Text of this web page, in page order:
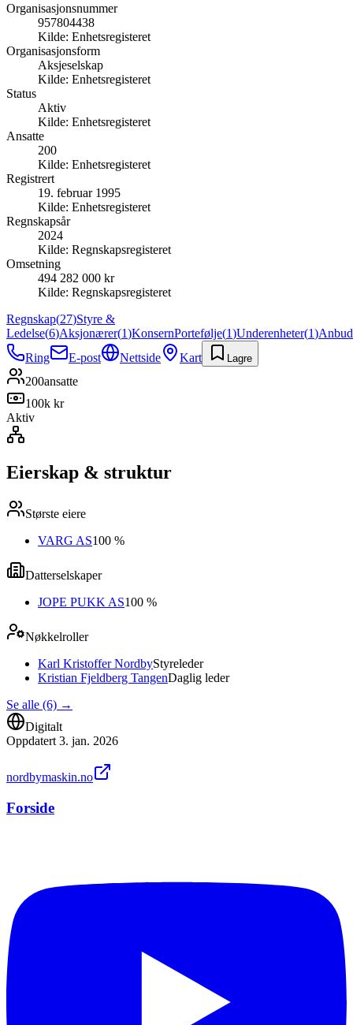
Organisasjonsnummer
957804438
Kilde: Enhetsregisteret
Organisasjonsform
Aksjeselskap
Kilde: Enhetsregisteret
Status
Aktiv
Kilde: Enhetsregisteret
Ansatte
200
Kilde: Enhetsregisteret
Registrert
19. februar 1995
Kilde: Enhetsregisteret
Regnskapsår
2024
Kilde: Regnskapsregisteret
Omsetning
494 282 000 kr
Kilde: Regnskapsregisteret
Regnskap(27)Styre &
Ledelse(6)Aksjonærer(1)KonsernPortefølje(1)Underenheter(1)Anbud
Ring
E-post Nettside Kart Lagre
200ansatte
100k kr
Aktiv
Eierskap & struktur
Største eiere
VARG AS100 %
Datterselskaper
JOPE PUKK AS100 %
Nøkkelroller
Karl Kristoffer NordbyStyreleder
Kristian Fjeldberg TangenDaglig leder
Se alle (6) →
Digitalt
Oppdatert 3. jan. 2026
nordbymaskin.no
Forside